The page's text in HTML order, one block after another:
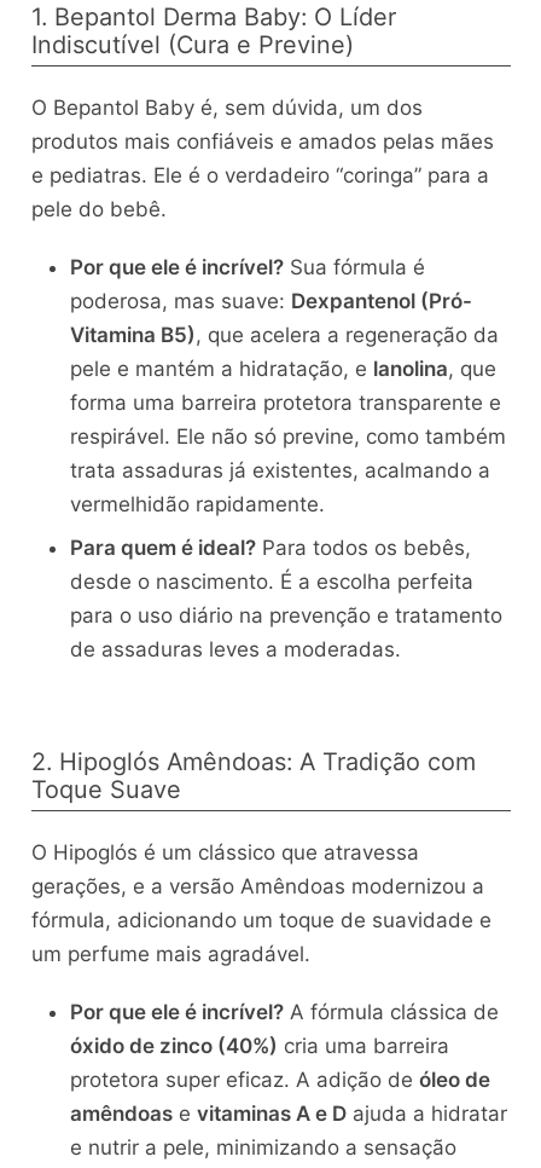
1. Bepantol Derma Baby: O Líder
Indiscutível (Cura e Previne)
O Bepantol Baby é, sem dúvida, um dos
produtos mais confiáveis e amados pelas mães
e pediatras. Ele é o verdadeiro “coringa” para a
pele do bebê.
Por que ele é incrível?Sua fórmula é
poderosa, mas suave: Dexpantenol (Pró-
Vitamina B5) , que acelera a regeneração da
pele e mantém a hidratação, e lanolina, que
forma uma barreira protetora transparente e
respirável. Ele não só previne, como também
trata assaduras já existentes, acalmando a
vermelhidão rapidamente.
Para quem é ideal?Para todos os bebês,
desde o nascimento. É a escolha perfeita
para o uso diário na prevenção e tratamento
de assaduras leves a moderadas.
2. Hipoglós Amêndoas: A Tradição com
Toque Suave
O Hipoglós é um clássico que atravessa
gerações, e a versão Amêndoas modernizou a
fórmula, adicionando um toque de suavidade e
um perfume mais agradável.
Por que ele é incrível?A fórmula clássica de
óxido de zinco (40%) cria uma barreira
protetora super eficaz. A adição de óleo de
amêndoase vitaminas A e Dajuda a hidratar
e nutrir a pele, minimizando a sensação